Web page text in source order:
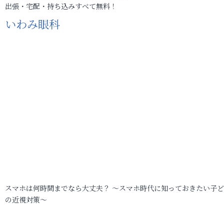
出張・宅配・持ち込みすべて無料！
いわみ眼科
スマホは何時間までなら大丈夫？ ～スマホ時代に知っておきたい子
の近視対策～